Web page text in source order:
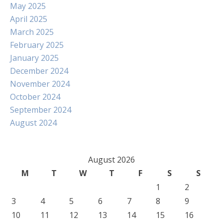
May 2025
April 2025
March 2025
February 2025
January 2025
December 2024
November 2024
October 2024
September 2024
August 2024
August 2026
M
T W T F S
S
1
2
3
4 5 6 7 8
9
10
11 12 13 14 15
16